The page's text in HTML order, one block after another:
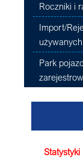
Roczniki i
Import/
Park
Statystyki